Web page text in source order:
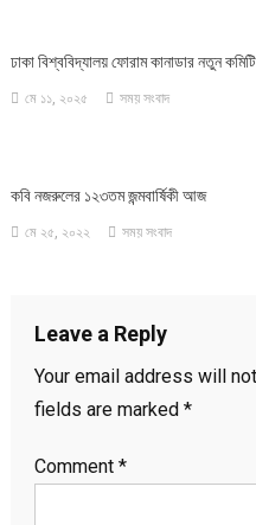
ঢাকা বিশ্ববিদ্যালয় ফোরাম কানাডার নতুন
মে ১১, ২০২৫ সময় সংবাদ
কবি নজরুলের ১২৩তম জন্মবার্ষিকী আজ
মে ২৫, ২০২২ সময় সংবাদ
Leave a Reply
Your email address will
fields are marked *
Comment *